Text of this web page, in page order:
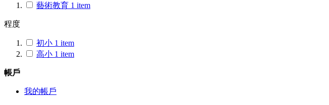
藝術教育 1 item
程度
初小 1 item
高小 1 item
帳戶
我的帳戶